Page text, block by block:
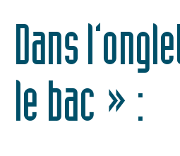
Dans
le bac » :